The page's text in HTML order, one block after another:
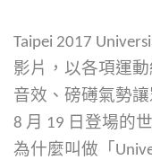
Taipei 2017
影片，以各項運
音效、磅礡氣勢
8 月 19 日登場的
為什麼叫做「